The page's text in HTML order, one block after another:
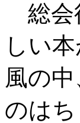
総会
しい
風の
のは